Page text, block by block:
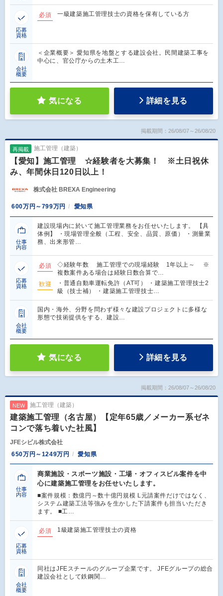
応募
資格
必須 一級建築施工管理技士の資格を保有している方
会社
概要
＜企業概要＞ 愛知県を地盤とする建設会社。民間建築工事を
中心に、官公庁からの土木工…
気になる 詳細を見る
掲載期間：26/08/07～26/08/20
再掲載 施工管理（建築）
【愛知】施工管理 ☆経験者を大募集！ ※土日祝休
み、年間休日120日以上！
株式会社 BREXA Engineering
600万円～799万円 愛知県
仕事
内容
建設現場内に於いて施工管理業務をお任せいたします。 【具
体例】 ・現場管理全般（工程、安全、品質、原価） ・測量業
務、出来形管…
応募
資格
必須
◇経験年数 施工管理での現場経験 1年以上～ ※
複数案件ある場合は経験日数合算で…
歓迎
・普通自動車運転免許（AT可） ・建築施工管理技士2
級（技士補） ・建築施工管理技士…
会社
概要
国内・海外、分野を問わず様々な建設プロジェクトに多様な
形態で技術提供をする、建設…
気になる 詳細を見る
掲載期間：26/08/07～26/08/20
NEW 施工管理（建築）
建築施工管理（名古屋）【定年65歳／メーカー系ゼネ
コンで落ち着いた社風】
JFEシビル株式会社
650万円～1249万円
愛知県
仕事
内容
商業施設・スポーツ施設・工場・オフィスビル案件を中
心に建築施工管理をお任せいたします。
■案件規模：数億円～数十億円規模 L元請案件だけではなく、
システム建築工法等強みを生かした下請案件も担当いただき
ます。 ■工…
応募
資格
必須 1級建築施工管理技士の資格
会社
概要
同社はJFEスチールのグループ企業です。 JFEグループの総合
建設会社として鉄鋼関…